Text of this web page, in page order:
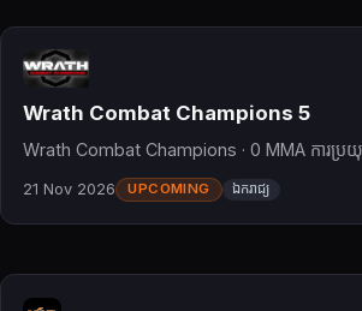
Wrath Combat Champions 5
Wrath Combat Champions · 0 MMA ការប្រយុ
21 Nov 2026 UPCOMING ឯករាជ្យ